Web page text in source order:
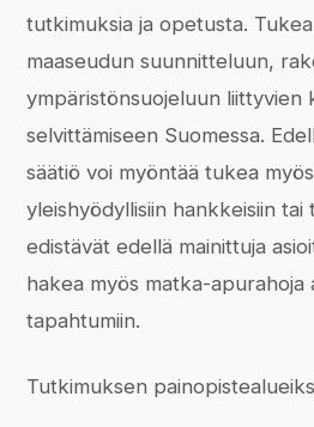
tutkimuksia ja opetusta.
maaseudun suunnitteluun,
ympäristönsuojeluun liittyvien
selvittämiseen Suomessa.
säätiö voi myöntää tukea
yleishyödyllisiin hankkeisiin tai
edistävät edellä mainittuja
hakea myös matka-apurahoja
tapahtumiin.
Tutkimuksen